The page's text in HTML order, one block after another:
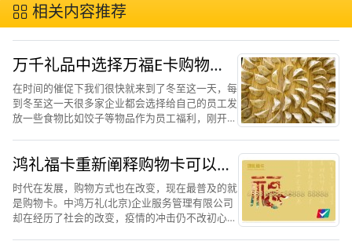
相关内容推荐
万千礼品中选择万福E卡购物卡
作为员工福利的首选
在时间的催促下我们很快就来到了冬至这一天，每
到冬至这一天很多家企业都会选择给自己的员工发
放一些食物比如饺子等物品作为员工福利，刚开始
些不高兴，进而可能会...
鸿礼福卡重新阐释购物卡可以有
多优秀
时代在发展，购物方式也在改变，现在最普及的就
是购物卡。中鸿万礼(北京)企业服务管理有限公司
却在经历了社会的改变，疫情的冲击仍不改初心，